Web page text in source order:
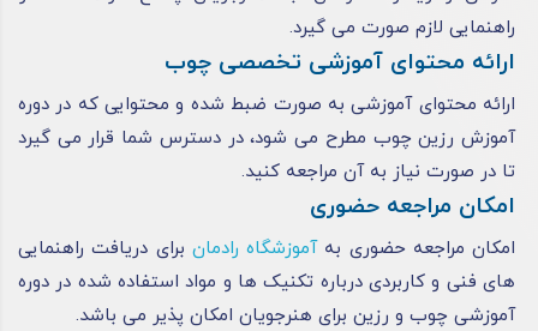
راهنمایی لازم صورت می گیرد.
ارائه محتوای آموزشی تخصصی چوب
ارائه‌ محتوای آموزشی به صورت ضبط شده و محتوایی که در دوره
آموزش رزین چوب مطرح می ‌شود، در دسترس شما قرار می ‌گیرد
تا در صورت نیاز به آن مراجعه کنید.
امکان مراجعه حضوری
امکان مراجعه حضوری بهآموزشگاه رادمان برای دریافت راهنمایی
‌های فنی و کاربردی درباره تکنیک ‌ها و مواد استفاده شده در دوره
آموزشی چوب و رزین برای هنرجویان امکان پذیر می باشد.